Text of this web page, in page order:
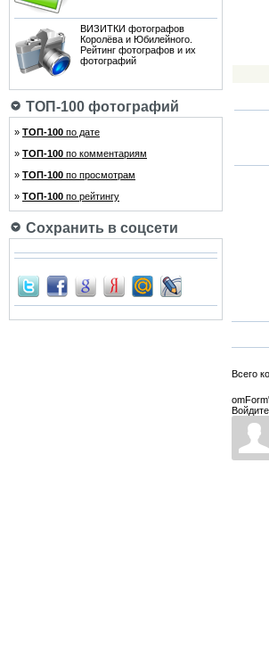
ВИЗИТКИ фотографов
Королёва и Юбилейного.
Рейтинг фотографов и их
фотографий
ТОП-100 фотографий
» ТОП-100 по дате
» ТОП-100 по комментариям
» ТОП-100 по просмотрам
» ТОП-100 по рейтингу
Сохранить в соцсети
Всего